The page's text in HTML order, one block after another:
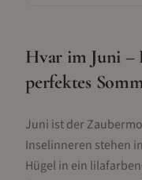
Hvar im Juni –
perfektes
Juni ist der
Inselinneren stehen
Hügel in ein